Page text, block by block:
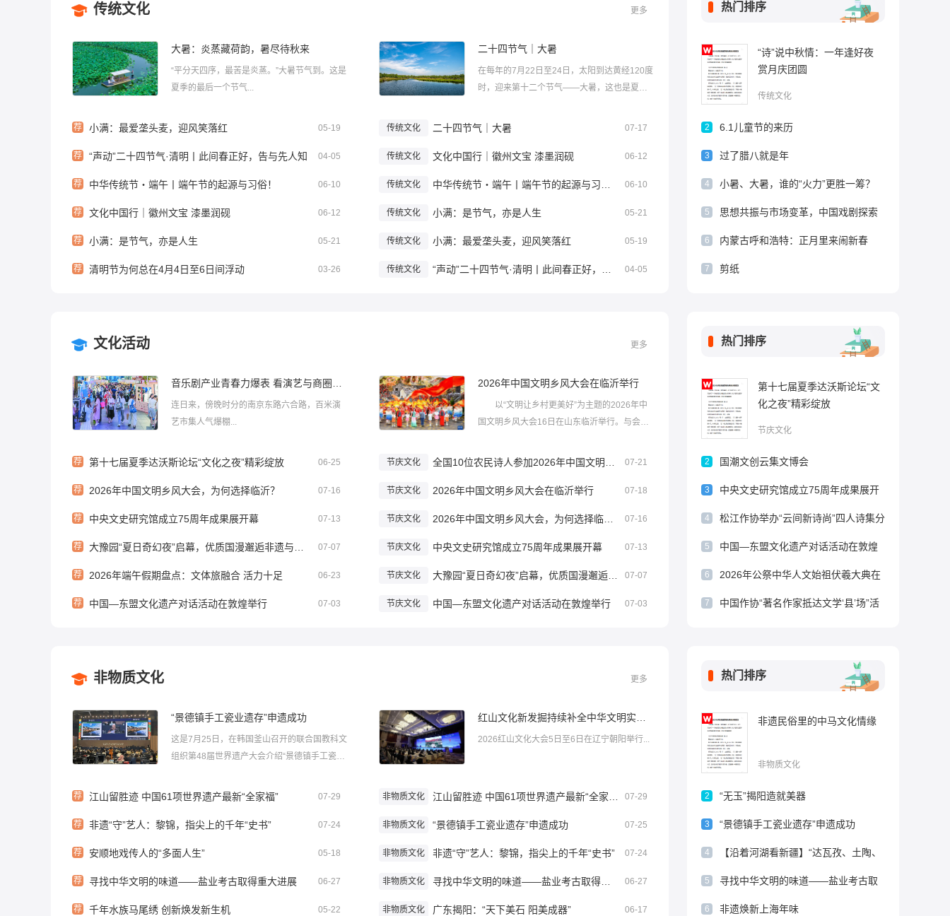
传统文化 更多
大暑：炎蒸藏荷韵，暑尽待秋来
“平分天四序，最苦是炎蒸。”大暑节气到。这是
夏季的最后一个节气...
荐 小满：最爱垄头麦，迎风笑落红 05-19
荐 “声动”二十四节气·清明丨此间春正好，告与先人知 04-05
荐 中华传统节・端午丨端午节的起源与习俗！ 06-10
荐 文化中国行｜徽州文宝 漆墨润砚 06-12
荐 小满：是节气，亦是人生 05-21
荐 清明节为何总在4月4日至6日间浮动 03-26
二十四节气｜大暑
在每年的7月22日至24日，太阳到达黄经120度
时，迎来第十二个节气——大暑，这也是夏季
传统文化 二十四节气｜大暑 07-17
传统文化 文化中国行｜徽州文宝 漆墨润砚 06-12
传统文化 中华传统节・端午丨端午节的起源与习俗！ 06-10
传统文化 小满：是节气，亦是人生 05-21
传统文化 小满：最爱垄头麦，迎风笑落红 05-19
传统文化 “声动”二十四节气·清明丨此间春正好，告与先人知 04-05
热门排序
“诗”说中秋情：一年逢好夜
赏月庆团圆
传统文化
2 6.1儿童节的来历
3 过了腊八就是年
4 小暑、大暑，谁的“火力”更胜一筹？
5
思想共振与市场变革，中国戏剧探索
破解“好剧本荒”路径
6 内蒙古呼和浩特：正月里来闹新春
7 剪纸
文化活动 更多
连日来，傍晚时分的南京东路六合路，百米演
艺市集人气爆棚...
荐 第十七届夏季达沃斯论坛“文化之夜”精彩绽放 06-25
荐 2026年中国文明乡风大会，为何选择临沂？ 07-16
荐 中央文史研究馆成立75周年成果展开幕 07-13
荐 大豫园“夏日奇幻夜”启幕，优质国漫邂逅非遗与园林 07-07
荐 2026年端午假期盘点：文体旅融合 活力十足 06-23
荐 中国—东盟文化遗产对话活动在敦煌举行 07-03
2026年中国文明乡风大会在临沂举行
以“文明让乡村更美好”为主题的2026年中
国文明乡风大会16日在山东临沂举行。与会代
兴、社会全面进步和人的全面发展...
节庆文化 全国10位农民诗人参加2026年中国文明乡风大会 07-21
节庆文化 2026年中国文明乡风大会在临沂举行 07-18
节庆文化 2026年中国文明乡风大会，为何选择临沂？ 07-16
节庆文化 中央文史研究馆成立75周年成果展开幕 07-13
节庆文化 大豫园“夏日奇幻夜”启幕，优质国漫邂逅非遗与园林 07-07
节庆文化 中国—东盟文化遗产对话活动在敦煌举行 07-03
热门排序
第十七届夏季达沃斯论坛“文
化之夜”精彩绽放
节庆文化
2 国潮文创云集文博会
3
中央文史研究馆成立75周年成果展开
幕
4
松江作协举办“云间新诗尚”四人诗集分
享会 暨“新大众文艺背景下诗歌创作走
5
中国—东盟文化遗产对话活动在敦煌
6
2026年公祭中华人文始祖伏羲大典在
甘肃天水举行
7
中国作协“著名作家抵达文学‘县’场”活
非物质文化 更多
“景德镇手工瓷业遗存”申遗成功
这是7月25日，在韩国釜山召开的联合国教科文
组织第48届世界遗产大会介绍“景德镇手工瓷业
荐 江山留胜迹 中国61项世界遗产最新“全家福” 07-29
荐 非遗“守”艺人：黎锦，指尖上的千年“史书” 07-24
荐 安顺地戏传人的“多面人生” 05-18
荐 寻找中华文明的味道——盐业考古取得重大进展 06-27
荐 千年水族马尾绣 创新焕发新生机 05-22
2026红山文化大会5日至6日在辽宁朝阳举行...
非物质文化 江山留胜迹 中国61项世界遗产最新“全家福” 07-29
非物质文化 “景德镇手工瓷业遗存”申遗成功 07-25
非物质文化 非遗“守”艺人：黎锦，指尖上的千年“史书” 07-24
非物质文化 寻找中华文明的味道——盐业考古取得重大进展 06-27
非物质文化 广东揭阳：“天下美石 阳美成器” 06-17
热门排序
非遗民俗里的中马文化情缘
非物质文化
2 “无玉”揭阳造就美器
3 “景德镇手工瓷业遗存”申遗成功
4
【沿着河湖看新疆】“达瓦孜、土陶、
小刀、模戳印花” 这些年轻人传承着家
5
寻找中华文明的味道——盐业考古取
得重大进展
6 非遗焕新上海年味